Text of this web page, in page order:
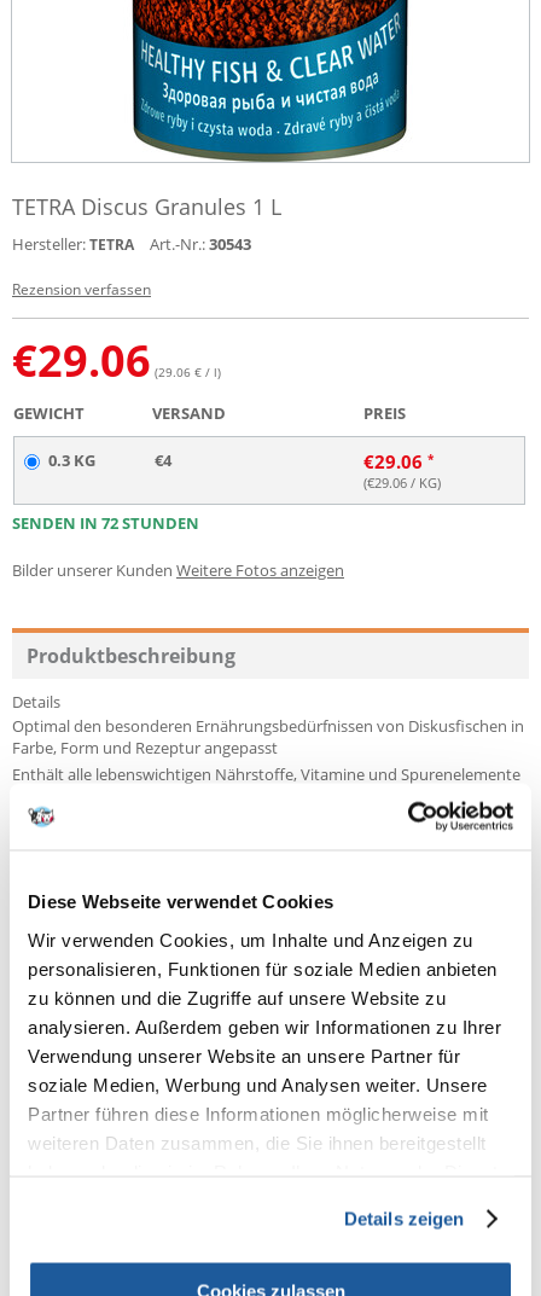
Diese Webseite verwendet Cookies
Wir verwenden Cookies, um Inhalte und Anzeigen zu
personalisieren, Funktionen für soziale Medien anbieten
zu können und die Zugriffe auf unsere Website zu
analysieren. Außerdem geben wir Informationen zu Ihrer
Verwendung unserer Website an unsere Partner für
soziale Medien, Werbung und Analysen weiter. Unsere
Partner führen diese Informationen möglicherweise mit
weiteren Daten zusammen, die Sie ihnen bereitgestellt
Details zeigen
Cookies zulassen
TETRA Discus Granules 1 L
Hersteller:TETRA Art.-Nr.:30543
Rezension verfassen
€29.06 (29.06 € / l)
GEWICHT VERSAND PREIS
0.3 KG €4 €29.06
(€29.06 / KG)
SENDEN IN 72 STUNDEN
Bilder unserer Kunden Weitere Fotos anzeigen
Produktbeschreibung
Details
Optimal den besonderen Ernährungsbedürfnissen von Diskusfischen in
Farbe, Form und Rezeptur angepasst
Enthält alle lebenswichtigen Nährstoffe, Vitamine und Spurenelemente
Langsam sinkendes Futter ermöglicht die artgerechte Futteraufnahme
Keine Gefahr der Krankheitseinschleppung durch Krankheitserreger im
gesunde Wachstum und verhindert dadurch ernährungsbedingte
Fördert Wohlbefinden, natürliche Farbenpracht und Wachstum
Inhaltsstoffe
Fisch und Fischnebenerzeugnisse, Pflanzliche Eiweißextrakte, Getreide,
Pflanzliche Nebenerzeugnisse, Weich- und Krebstiere, Hefen,
Mineralstoffe, Zucker(Oligofructose 1,2%), Algen, Öle und Fette.
Rohprotein 47,5%, Rohfett 6,5%, Rohfaser 2,0%, Feuchtegehalt 6,0%.